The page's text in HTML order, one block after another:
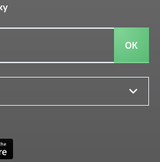
ОК